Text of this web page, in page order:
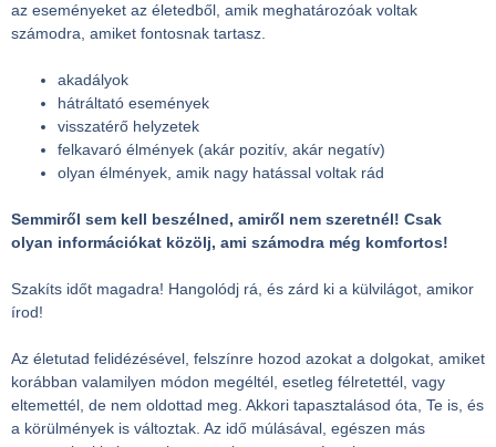
az eseményeket az életedből, amik meghatározóak voltak
számodra, amiket fontosnak tartasz.
akadályok
hátráltató események
visszatérő helyzetek
felkavaró élmények (akár pozitív, akár negatív)
olyan élmények, amik nagy hatással voltak rád
Semmiről sem kell beszélned, amiről nem szeretnél! Csak
olyan információkat közölj, ami számodra még komfortos!
Szakíts időt magadra! Hangolódj rá, és zárd ki a külvilágot, amikor
írod!
Az életutad felidézésével, felszínre hozod azokat a dolgokat, amiket
korábban valamilyen módon megéltél, esetleg félretettél, vagy
eltemettél, de nem oldottad meg. Akkori tapasztalásod óta, Te is, és
a körülmények is változtak. Az idő múlásával, egészen más